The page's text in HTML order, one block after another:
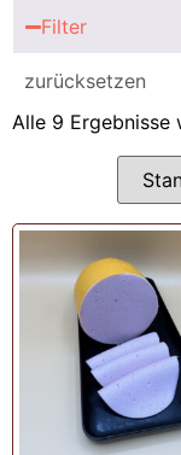
Filter
zurücksetzen
Alle 9 Ergebnisse